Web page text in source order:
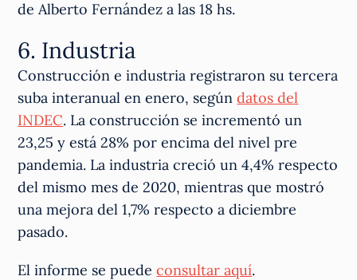
de Alberto Fernández a las 18 hs.
6. Industria
Construcción e industria registraron su tercera
suba interanual en enero, segúndatos del
INDEC. La construcción se incrementó un
23,25 y está 28% por encima del nivel pre
pandemia. La industria creció un 4,4% respecto
del mismo mes de 2020, mientras que mostró
una mejora del 1,7% respecto a diciembre
pasado.
El informe se puedeconsultar aquí.